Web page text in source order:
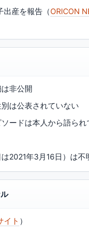
出産を報告（ORICON
非公開
は公表されていない
ードは本人から語られ
2021年3月16日）は不
イト ）